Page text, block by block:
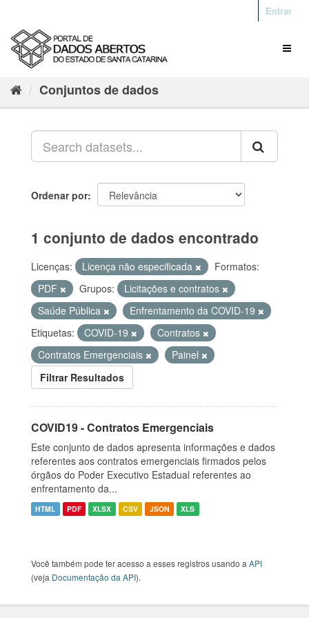
Entrar
Conjuntos de dados
Ordenar por
1 conjunto de dados encontrado
Licenças: Licença não especificada
Formatos:
PDF
Grupos:
Licitações e contratos
Saúde Pública
Enfrentamento da COVID-19
Etiquetas:
COVID-19
Contratos
Contratos Emergenciais
Painel
Filtrar Resultados
COVID19 - Contratos Emergenciais
Este conjunto de dados apresenta informações e dados
referentes aos contratos emergenciais firmados pelos
órgãos do Poder Executivo Estadual referentes ao
enfrentamento da...
HTML PDF XLSX CSV JSON XLS
Você também pode ter acesso a esses registros usando a API
(veja Documentação da API).